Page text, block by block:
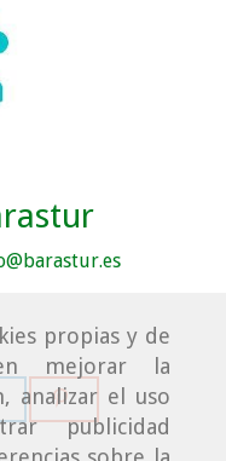
propias y de
mejorar la
analizar el uso
publicidad
barastur.es